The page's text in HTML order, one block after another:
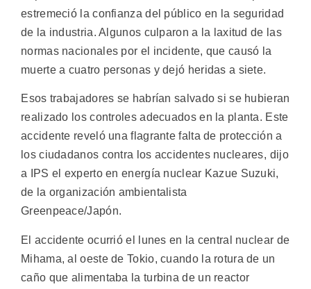
estremeció la confianza del público en la seguridad
de la industria. Algunos culparon a la laxitud de las
normas nacionales por el incidente, que causó la
muerte a cuatro personas y dejó heridas a siete.
Esos trabajadores se habrían salvado si se hubieran
realizado los controles adecuados en la planta. Este
accidente reveló una flagrante falta de protección a
los ciudadanos contra los accidentes nucleares, dijo
a IPS el experto en energía nuclear Kazue Suzuki,
de la organización ambientalista
Greenpeace/Japón.
El accidente ocurrió el lunes en la central nuclear de
Mihama, al oeste de Tokio, cuando la rotura de un
caño que alimentaba la turbina de un reactor